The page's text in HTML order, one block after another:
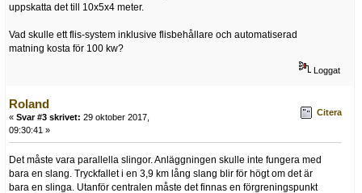
uppskatta det till 10x5x4 meter.
Vad skulle ett flis-system inklusive flisbehållare och automatiserad
matning kosta för 100 kw?
Loggat
Roland
« Svar #3 skrivet: 29 oktober 2017,
09:30:41 »
Citera
Det måste vara parallella slingor. Anläggningen skulle inte fungera med
bara en slang. Tryckfallet i en 3,9 km lång slang blir för högt om det är
bara en slinga. Utanför centralen måste det finnas en förgreningspunkt